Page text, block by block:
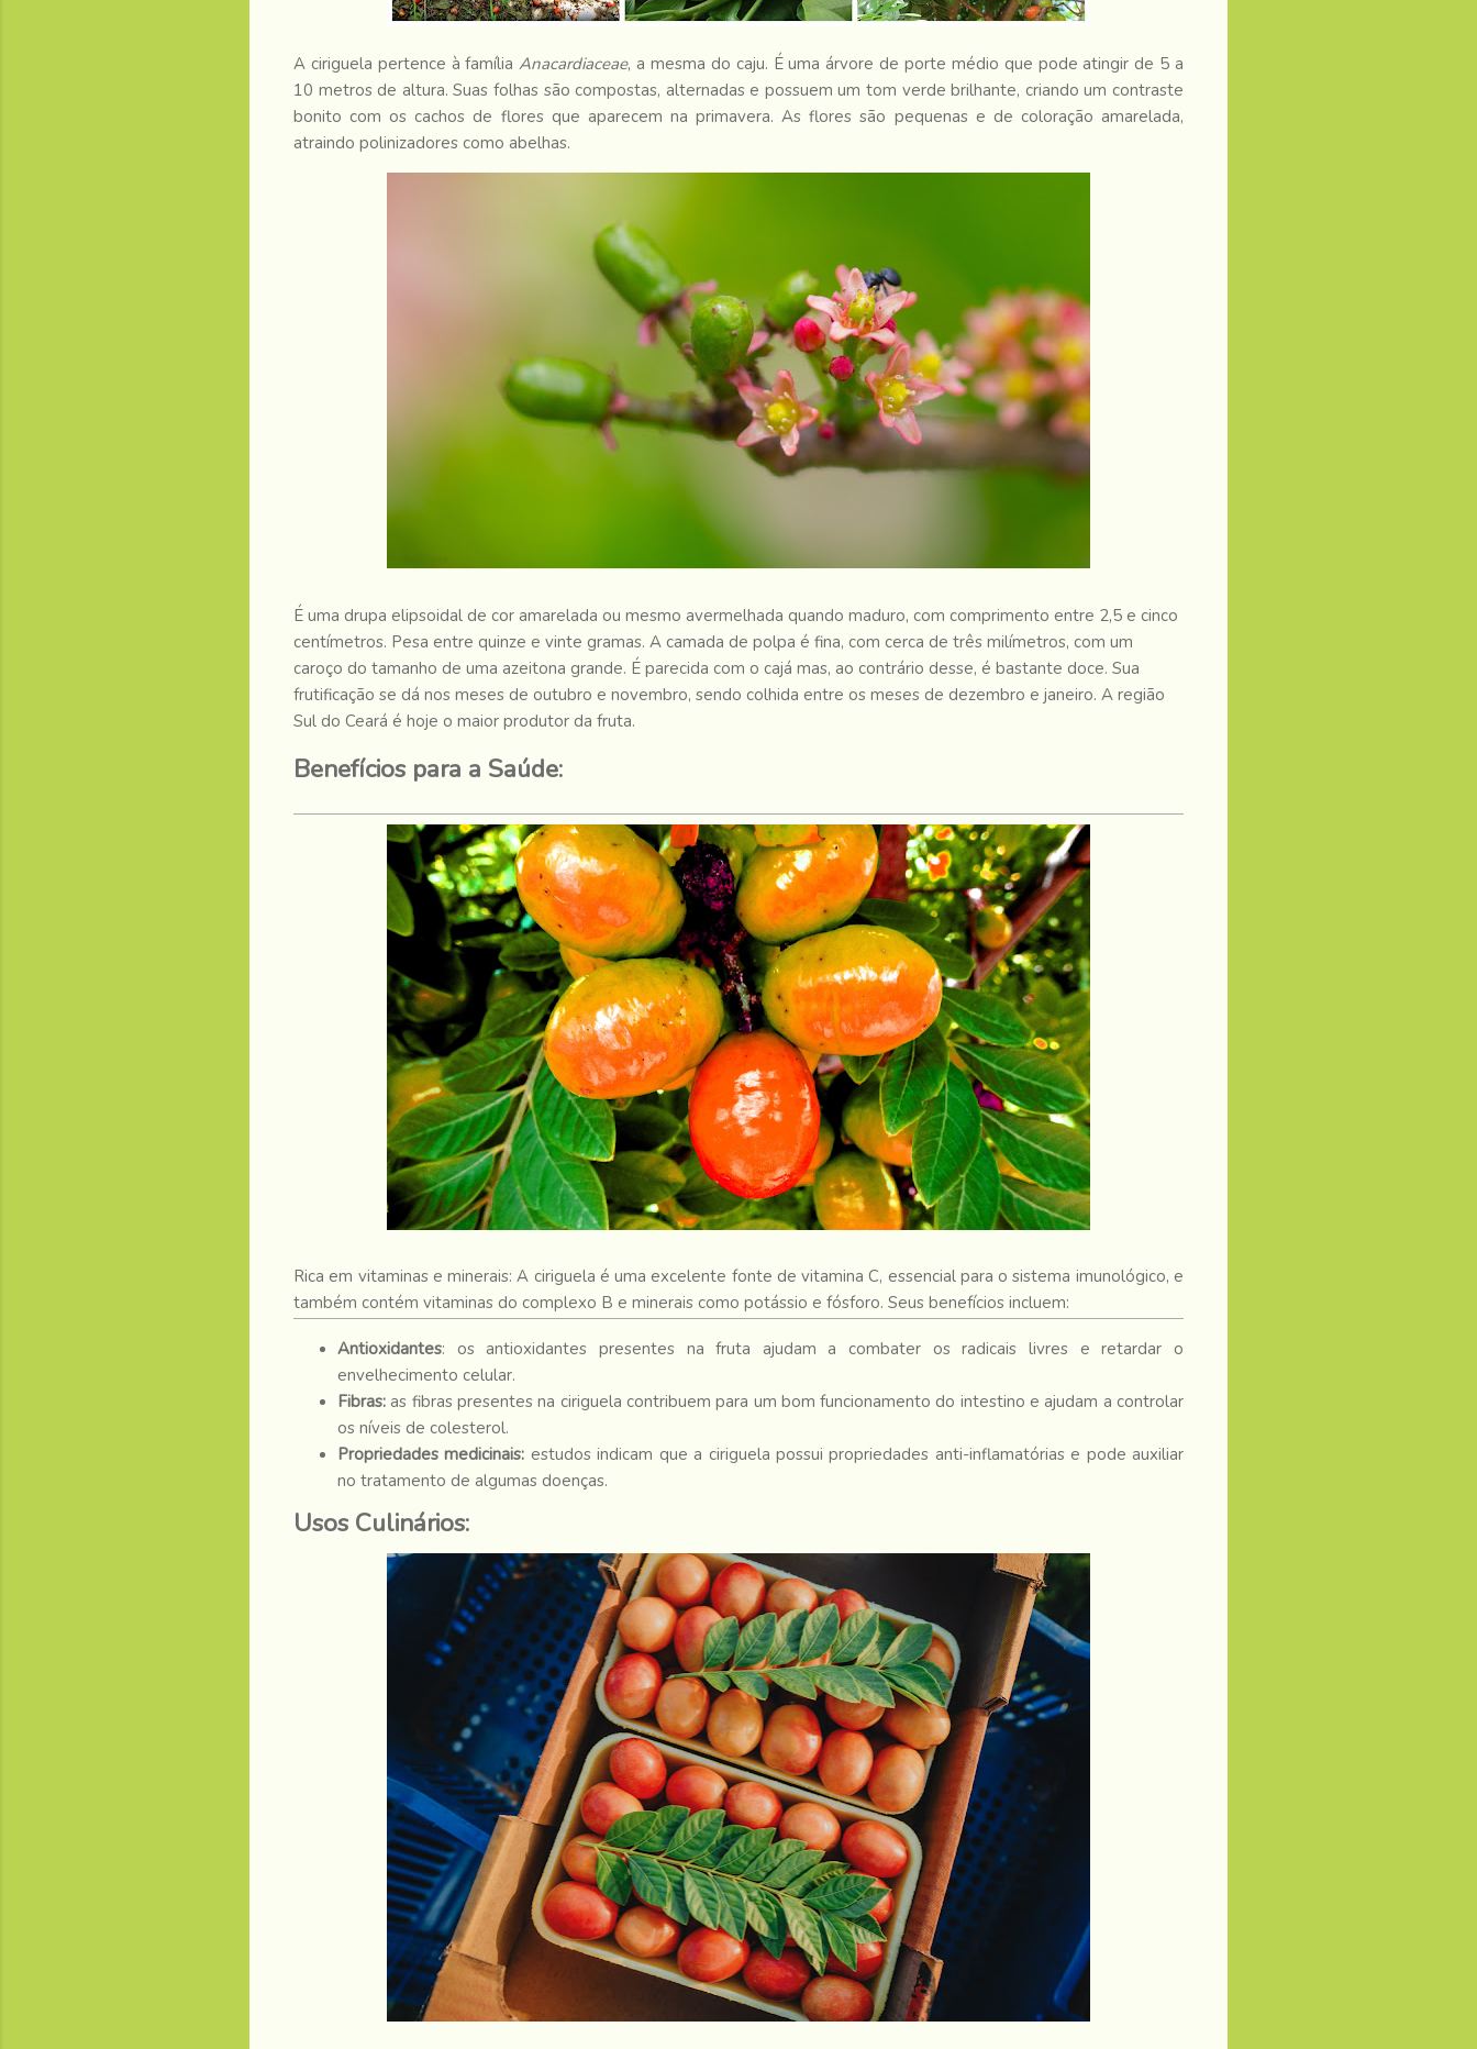
A ciriguela pertence à famíliaAnacardiaceae, a mesma do caju. É uma árvore de porte médio que pode atingir de 5 a
10 metros de altura. Suas folhas são compostas, alternadas e possuem um tom verde brilhante, criando um contraste
bonito com os cachos de flores que aparecem na primavera. As flores são pequenas e de coloração amarelada,
atraindo polinizadores como abelhas.
É uma drupa elipsoidal de cor amarelada ou mesmo avermelhada quando maduro, com comprimento entre 2,5 e cinco
centímetros. Pesa entre quinze e vinte gramas. A camada de polpa é fina, com cerca de três milímetros, com um
caroço do tamanho de uma azeitona grande. É parecida com o cajá mas, ao contrário desse, é bastante doce. Sua
frutificação se dá nos meses de outubro e novembro, sendo colhida entre os meses de dezembro e janeiro. A região
Sul do Ceará é hoje o maior produtor da fruta.
Benefícios para a Saúde:
Rica em vitaminas e minerais: A ciriguela é uma excelente fonte de vitamina C, essencial para o sistema imunológico, e
também contém vitaminas do complexo B e minerais como potássio e fósforo. Seus benefícios incluem:
Antioxidantes: os antioxidantes presentes na fruta ajudam a combater os radicais livres e retardar o
envelhecimento celular.
Fibras: as fibras presentes na ciriguela contribuem para um bom funcionamento do intestino e ajudam a controlar
os níveis de colesterol.
Propriedades medicinais: estudos indicam que a ciriguela possui propriedades anti-inflamatórias e pode auxiliar
no tratamento de algumas doenças.
Usos Culinários: